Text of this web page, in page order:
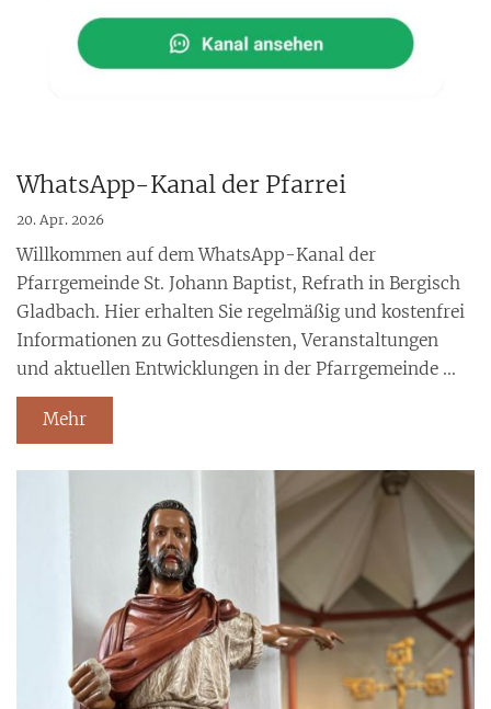
WhatsApp-Kanal der Pfarrei
20. Apr. 2026
Willkommen auf dem WhatsApp-Kanal der
Pfarrgemeinde St. Johann Baptist, Refrath in Bergisch
Gladbach. Hier erhalten Sie regelmäßig und kostenfrei
Informationen zu Gottesdiensten, Veranstaltungen
und aktuellen Entwicklungen in der Pfarrgemeinde ...
Mehr